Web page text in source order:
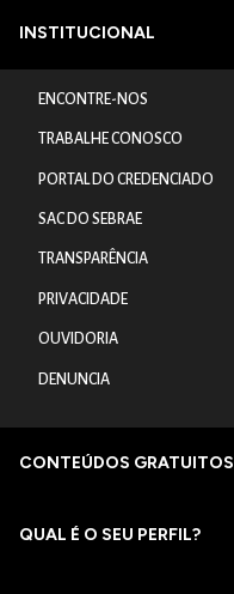
INSTITUCIONAL
ENCONTRE-NOS
TRABALHE CONOSCO
PORTAL DO CREDENCIADO
SAC DO SEBRAE
TRANSPARÊNCIA
PRIVACIDADE
OUVIDORIA
DENUNCIA
CONTEÚDOS GRATUITOS
QUAL É O SEU PERFIL?